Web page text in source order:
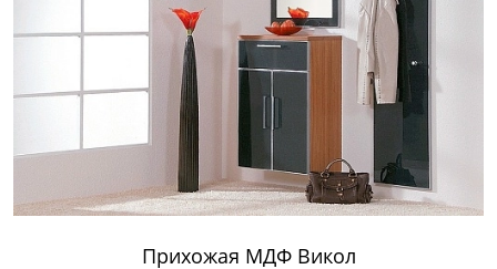
Прихожая МДФ Викол